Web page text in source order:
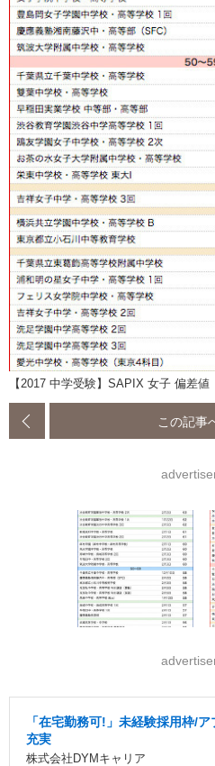
【2017 中学受験】SAPIX 女子 偏差
この記事
「在宅勤務可!」未経験採用枠/
充実
株式会社DYMキャリア